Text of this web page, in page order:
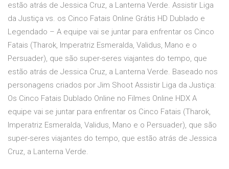
estão atrás de Jessica Cruz, a Lanterna Verde. Assistir Liga
da Justiça vs. os Cinco Fatais Online Grátis HD Dublado e
Legendado – A equipe vai se juntar para enfrentar os Cinco
Fatais (Tharok, Imperatriz Esmeralda, Validus, Mano e o
Persuader), que são super-seres viajantes do tempo, que
estão atrás de Jessica Cruz, a Lanterna Verde. Baseado nos
personagens criados por Jim Shoot Assistir Liga da Justiça:
Os Cinco Fatais Dublado Online no Filmes Online HDX A
equipe vai se juntar para enfrentar os Cinco Fatais (Tharok,
Imperatriz Esmeralda, Validus, Mano e o Persuader), que são
super-seres viajantes do tempo, que estão atrás de Jessica
Cruz, a Lanterna Verde.